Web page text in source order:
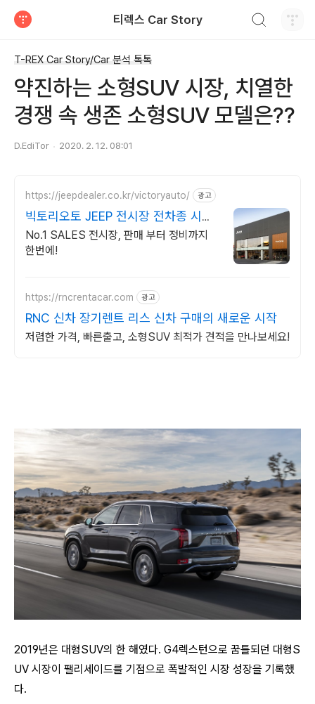
티렉스 Car Story
T-REX Car Story/Car 분석 톡톡
약진하는 소형SUV 시장, 치열한
경쟁 속 생존 소형SUV 모델은??
D.EdiTor 2020. 2. 12. 08:01
https://jeepdealer.co.kr/victoryauto/ 광고
빅토리오토 JEEP 전시장 전차종 시승
가능,친절한 상담
No.1 SALES 전시장, 판매 부터 정비까지
한번에!
https://rncrentacar.com 광고
RNC 신차 장기렌트 리스 신차 구매의 새로운 시작
저렴한 가격, 빠른출고, 소형SUV 최적가 견적을 만나보세요!
2019년은 대형SUV의 한 해였다. G4렉스턴으로 꿈틀되던 대형S
UV 시장이 팰리세이드를 기점으로 폭발적인 시장 성장을 기록했
다.